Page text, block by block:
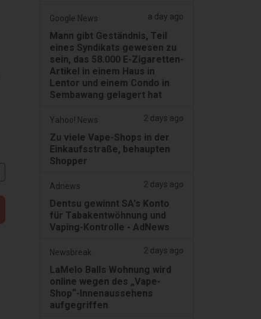
Google News a day ago
Mann gibt Geständnis, Teil
eines Syndikats gewesen zu
sein, das 58.000 E-Zigaretten-
Artikel in einem Haus in
Lentor und einem Condo in
Sembawang gelagert hat
Yahoo! News 2 days ago
Zu viele Vape-Shops in der
Einkaufsstraße, behaupten
Shopper
Adnews 2 days ago
Dentsu gewinnt SA's Konto
für Tabakentwöhnung und
Vaping-Kontrolle - AdNews
Newsbreak 2 days ago
LaMelo Balls Wohnung wird
online wegen des „Vape-
Shop“-Innenaussehens
aufgegriffen